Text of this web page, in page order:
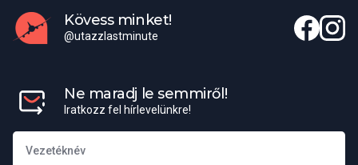
Kövess minket!
@utazzlastminute
Ne maradj le semmiről!
Iratkozz fel hírlevelünkre!